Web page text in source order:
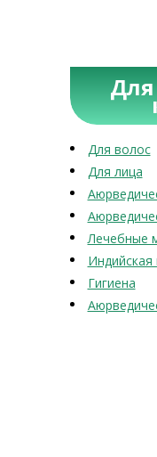
Для
Для волос
Для лица
Лечебные
Индийская
Гигиена